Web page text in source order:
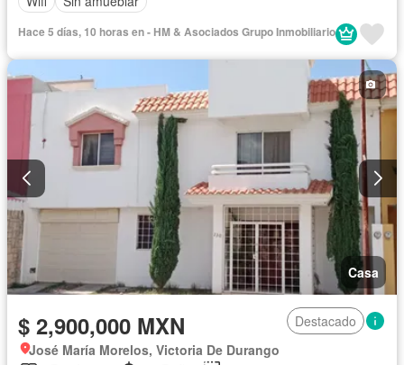
Hace 5 días, 10 horas en - HM & Asociados Grupo Inmobiliario
Casa
$ 2,900,000 MXN
Destacado
José María Morelos, Victoria De Durango